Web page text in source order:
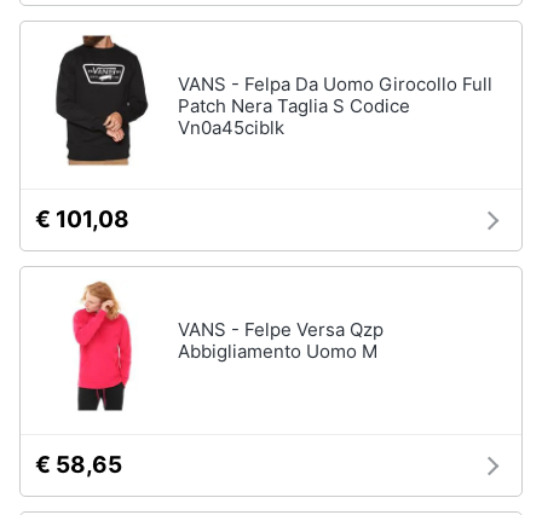
Arredo
Brico
Giardinaggio
e
igiene
Beauty
Giocattoli
infanzia
Sport
acquatici
Kayak
Canne
Salvagente
Canoa
squadra
Scarpe
VANS - Felpa Da Uomo Girocollo Full
Patch Nera Taglia S Codice
Vn0a45ciblk
€ 101,08
VANS - Felpe Versa Qzp
Abbigliamento Uomo M
€ 58,65